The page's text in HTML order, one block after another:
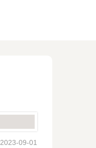
2023-09-01